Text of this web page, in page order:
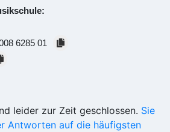
6285 01
leider zur Zeit geschlossen. Sie
Antworten auf die häufigsten